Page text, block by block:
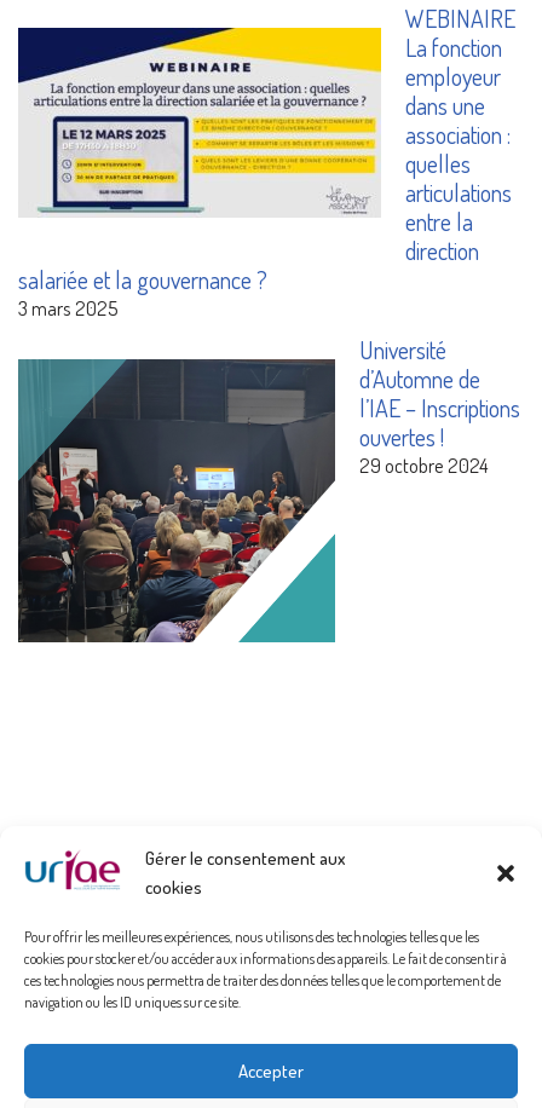
Gérer le consentement aux
cookies
Pour offrir les meilleures expériences, nous utilisons des technologies telles que les
cookies pour stocker et/ou accéder aux informations des appareils. Le fait de consentir à
ces technologies nous permettra de traiter des données telles que le comportement de
navigation ou les ID uniques sur ce site.
Accepter
WEBINAIRE
La fonction
employeur
dans une
association :
quelles
articulations
entre la
direction
salariée et la gouvernance ?
3 mars 2025
Université
d’Automne de
l’IAE – Inscriptions
ouvertes !
29 octobre 2024
Politique de confidentialité
Mentions Légales